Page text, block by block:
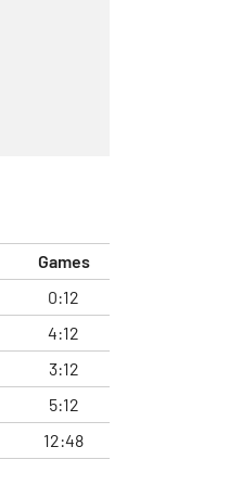
Games
0:12
4:12
3:12
5:12
12:48